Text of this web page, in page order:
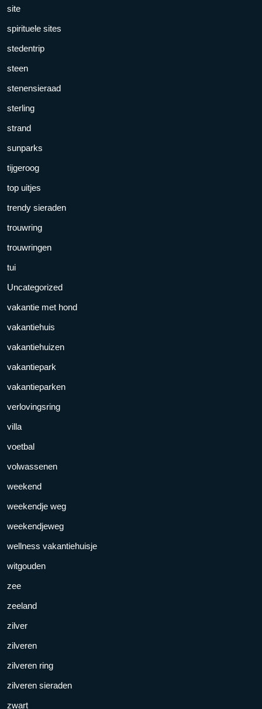
site
spirituele sites
stedentrip
steen
stenensieraad
sterling
strand
sunparks
tijgeroog
top uitjes
trendy sieraden
trouwring
trouwringen
tui
Uncategorized
vakantie met hond
vakantiehuis
vakantiehuizen
vakantiepark
vakantieparken
verlovingsring
villa
voetbal
volwassenen
weekend
weekendje weg
weekendjeweg
wellness vakantiehuisje
witgouden
zee
zeeland
zilver
zilveren
zilveren ring
zilveren sieraden
zwart